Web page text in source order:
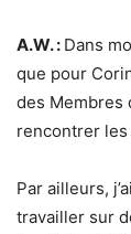
A.W. : Dans
que pour
des Membres
rencontrer les
Par ailleurs,
travailler sur